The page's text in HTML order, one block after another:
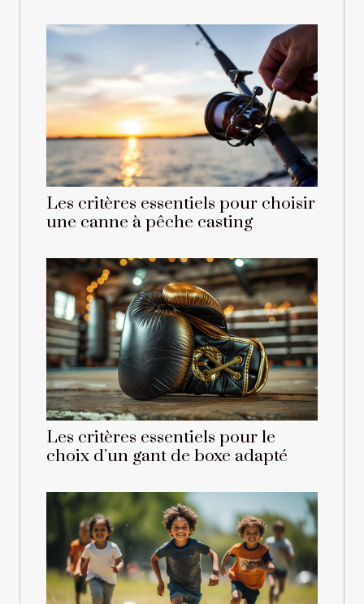
Les critères essentiels pour choisir
une canne à pêche casting
Les critères essentiels pour le
choix d’un gant de boxe adapté